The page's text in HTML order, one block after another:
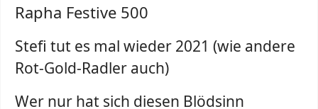
Rapha Festive 500
Stefi tut es mal wieder 2021 (wie andere
Rot-Gold-Radler auch)
Wer nur hat sich diesen Blödsinn